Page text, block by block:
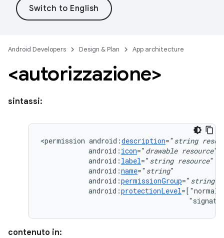
Android Developers Design & Plan App architecture
<autorizzazione>
sintassi:
<permission android:description=" string
android: icon=" drawable resource
android: label=" string resource
android:name=" string
android:permissionGroup=" string
android:protectionLevel=["normal"
contenuto in: